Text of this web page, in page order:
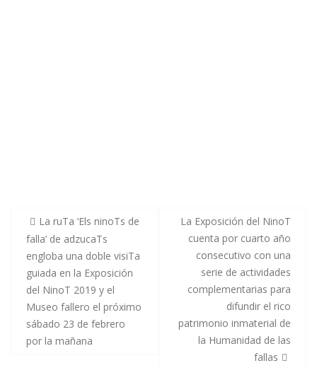
La ruTa ‘Els ninoTs de
falla’ de adzucaTs
engloba una doble visiTa
guiada en la Exposición
del NinoT 2019 y el
Museo fallero el próximo
sábado 23 de febrero
por la mañana
La Exposición del NinoT
cuenta por cuarto año
consecutivo con una
serie de actividades
complementarias para
difundir el rico
patrimonio inmaterial de
la Humanidad de las
fallas